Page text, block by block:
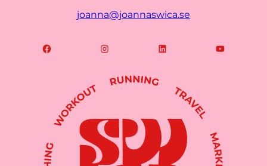
joanna@joannaswica.se